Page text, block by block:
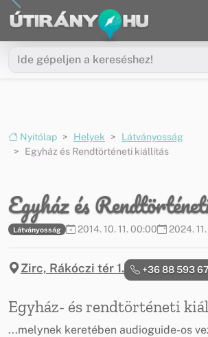
Ugrás a menüre
Ugrás a tartalomra
Nyitólap Helyek
Látványosság
Egyház és Rendtörténeti kiállítás
Egyház és
Látványosság 2014. 10. 11. 00:00 2024. 11.
Zirc, Rákóczi tér 1. +36 88 593
Egyház- és rendtörténeti
...melynek keretében audioguide-os